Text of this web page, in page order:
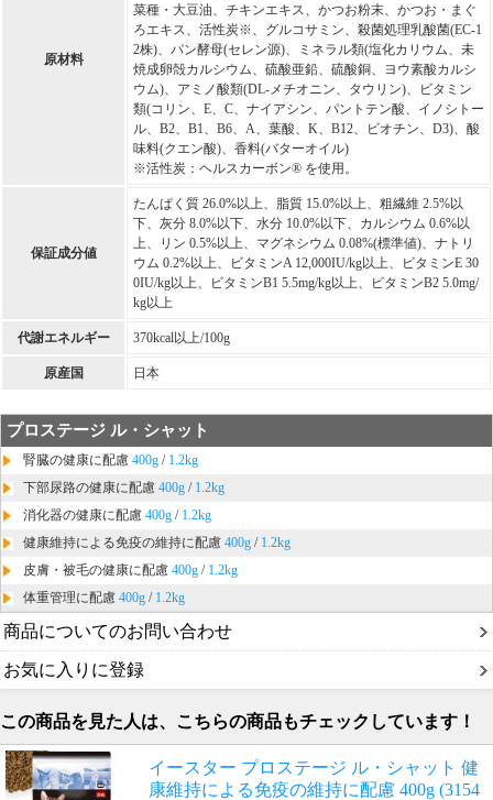
原材料
菜種・大豆油、チキンエキス、かつお粉末、かつお・まぐ
ろエキス、活性炭※、グルコサミン、殺菌処理乳酸菌(EC-1
2株)、パン酵母(セレン源)、ミネラル類(塩化カリウム、未
焼成卵殻カルシウム、硫酸亜鉛、硫酸銅、ヨウ素酸カルシ
ウム)、アミノ酸類(DL-メチオニン、タウリン)、ビタミン
類(コリン、E、C、ナイアシン、パントテン酸、イノシトー
ル、B2、B1、B6、A、葉酸、K、B12、ビオチン、D3)、酸
味料(クエン酸)、香料(バターオイル)
※活性炭：ヘルスカーボン® を使用。
保証成分値
たんぱく質 26.0%以上、脂質 15.0%以上、粗繊維 2.5%以
下、灰分 8.0%以下、水分 10.0%以下、カルシウム 0.6%以
上、リン 0.5%以上、マグネシウム 0.08%(標準値)、ナトリ
ウム 0.2%以上、ビタミンA 12,000IU/kg以上、ビタミンE 30
0IU/kg以上、ビタミンB1 5.5mg/kg以上、ビタミンB2 5.0mg/
kg以上
代謝エネルギー 370kcal以上/100g
原産国 日本
プロステージ ル・シャット
腎臓の健康に配慮 400g / 1.2kg
下部尿路の健康に配慮 400g / 1.2kg
消化器の健康に配慮 400g / 1.2kg
健康維持による免疫の維持に配慮 400g / 1.2kg
皮膚・被毛の健康に配慮 400g / 1.2kg
体重管理に配慮 400g / 1.2kg
商品についてのお問い合わせ
お気に入りに登録
この商品を見た人は、こちらの商品もチェックしています！
イースター プロステージ ル・シャット 健
康維持による免疫の維持に配慮 400g (3154